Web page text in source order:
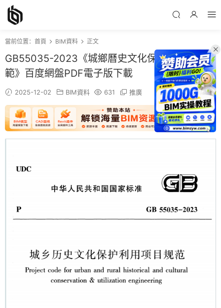
當前位置： 首頁 BIM資料 正文
GB55035-2023《城鄉曆史文化保護利用項目規
範》百度網盤PDF電子版下載
2025-12-02 BIM資料 631 推廣